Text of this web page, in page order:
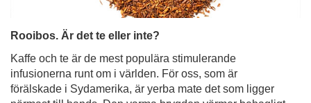
Rooibos. Är det te eller inte?
Kaffe och te är de mest populära stimulerande
infusionerna runt om i världen. För oss, som är
förälskade i Sydamerika, är yerba mate det som ligger